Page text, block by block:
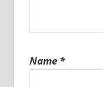
Name *